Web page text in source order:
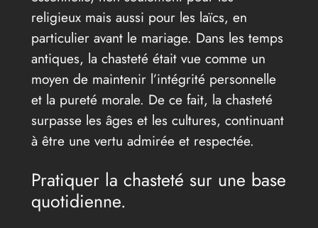
religieux mais aussi pour les laïcs, en
particulier avant le mariage. Dans les temps
antiques, la chasteté était vue comme un
moyen de maintenir l’intégrité personnelle
et la pureté morale. De ce fait, la chasteté
surpasse les âges et les cultures, continuant
à être une vertu admirée et respectée.
Pratiquer la chasteté sur une base
quotidienne.